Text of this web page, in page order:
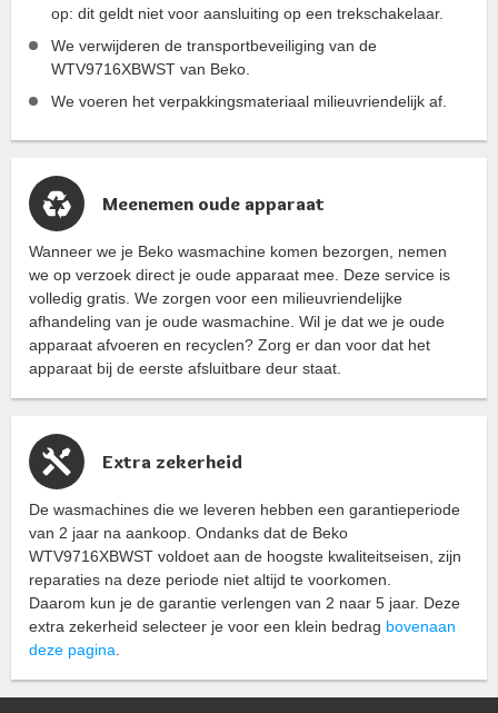
op: dit geldt niet voor aansluiting op een trekschakelaar.
We verwijderen de transportbeveiliging van de
WTV9716XBWST van Beko.
We voeren het verpakkingsmateriaal milieuvriendelijk af.
Meenemen oude apparaat
Wanneer we je Beko wasmachine komen bezorgen, nemen
we op verzoek direct je oude apparaat mee. Deze service is
volledig gratis. We zorgen voor een milieuvriendelijke
afhandeling van je oude wasmachine. Wil je dat we je oude
apparaat afvoeren en recyclen? Zorg er dan voor dat het
apparaat bij de eerste afsluitbare deur staat.
Extra zekerheid
De wasmachines die we leveren hebben een garantieperiode
van 2 jaar na aankoop. Ondanks dat de Beko
WTV9716XBWST voldoet aan de hoogste kwaliteitseisen, zijn
reparaties na deze periode niet altijd te voorkomen.
Daarom kun je de garantie verlengen van 2 naar 5 jaar. Deze
extra zekerheid selecteer je voor een klein bedrag bovenaan
deze pagina